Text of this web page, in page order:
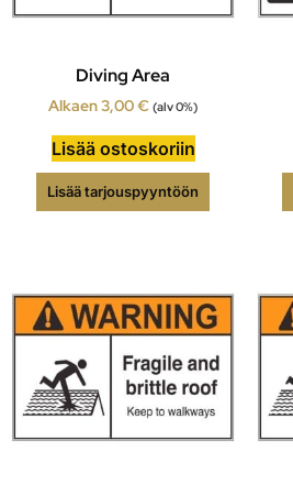
Diving Area
Alkaen3,00€ (alv 0%)
Lisää ostoskoriin
Lisää tarjouspyyntöön